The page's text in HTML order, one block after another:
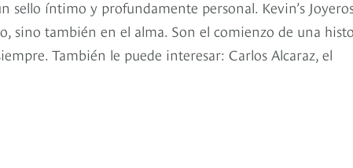
íntimo y profundamente personal. Kevin’s
sino también en el alma. Son el comienzo de una
También le puede interesar: Carlos Alcaraz, el